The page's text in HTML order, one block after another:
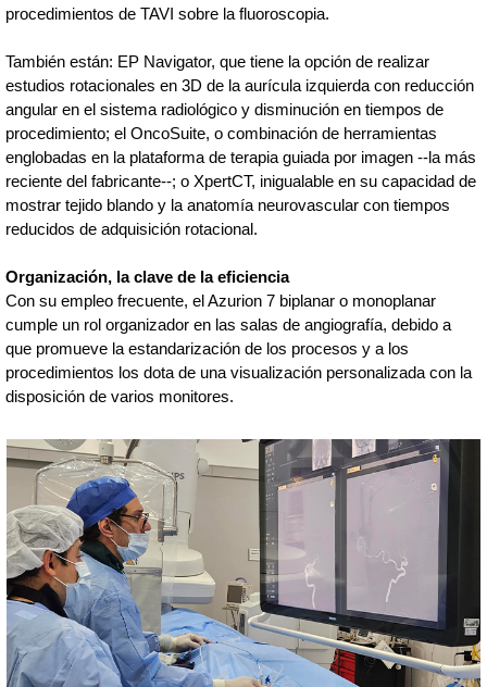
procedimientos de TAVI sobre la fluoroscopia.
También están: EP Navigator, que tiene la opción de realizar
estudios rotacionales en 3D de la aurícula izquierda con reducción
angular en el sistema radiológico y disminución en tiempos de
procedimiento; el OncoSuite, o combinación de herramientas
englobadas en la plataforma de terapia guiada por imagen --la más
reciente del fabricante--; o XpertCT, inigualable en su capacidad de
mostrar tejido blando y la anatomía neurovascular con tiempos
reducidos de adquisición rotacional.
Organización, la clave de la eficiencia
Con su empleo frecuente, el Azurion 7 biplanar o monoplanar
cumple un rol organizador en las salas de angiografía, debido a
que promueve la estandarización de los procesos y a los
procedimientos los dota de una visualización personalizada con la
disposición de varios monitores.